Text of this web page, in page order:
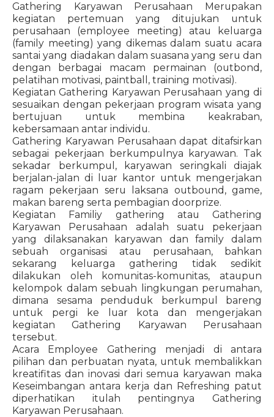
Gathering Karyawan Perusahaan Merupakan
kegiatan pertemuan yang ditujukan untuk
perusahaan (employee meeting) atau keluarga
(family meeting) yang dikemas dalam suatu acara
santai yang diadakan dalam suasana yang seru dan
dengan berbagai macam permainan (outbond,
pelatihan motivasi, paintball, training motivasi).
Kegiatan Gathering Karyawan Perusahaan yang di
sesuaikan dengan pekerjaan program wisata yang
bertujuan untuk membina keakraban,
kebersamaan antar individu.
Gathering Karyawan Perusahaan dapat ditafsirkan
sebagai pekerjaan berkumpulnya karyawan. Tak
sekadar berkumpul, karyawan seringkali diajak
berjalan-jalan di luar kantor untuk mengerjakan
ragam pekerjaan seru laksana outbound, game,
makan bareng serta pembagian doorprize.
Kegiatan Familiy gathering atau Gathering
Karyawan Perusahaan adalah suatu pekerjaan
yang dilaksanakan karyawan dan family dalam
sebuah organisasi atau perusahaan, bahkan
sekarang keluarga gathering tidak sedikit
dilakukan oleh komunitas-komunitas, ataupun
kelompok dalam sebuah lingkungan perumahan,
dimana sesama penduduk berkumpul bareng
untuk pergi ke luar kota dan mengerjakan
kegiatan Gathering Karyawan Perusahaan
tersebut.
Acara Employee Gathering menjadi di antara
pilihan dan perbuatan nyata, untuk membalikkan
kreatifitas dan inovasi dari semua karyawan maka
Keseimbangan antara kerja dan Refreshing patut
diperhatikan itulah pentingnya Gathering
Karyawan Perusahaan.